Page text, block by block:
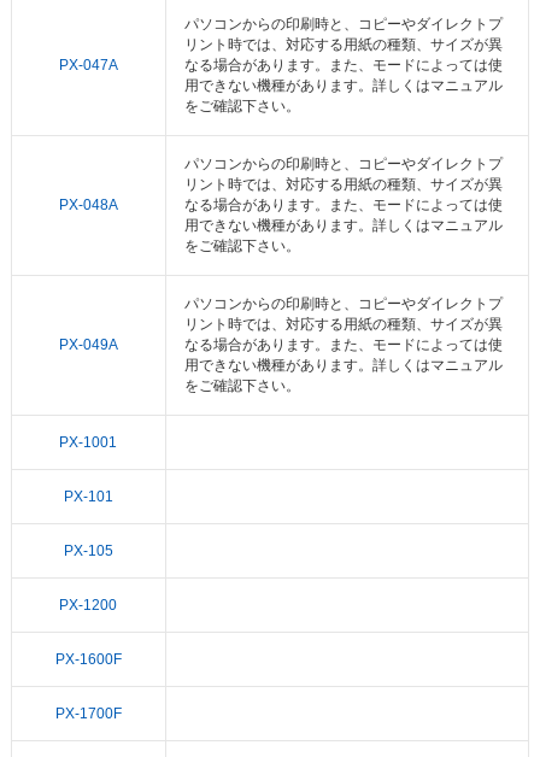
PX-047A
パソコンからの印刷時と、コピーやダイレクトプ
リント時では、対応する用紙の種類、サイズが異
なる場合があります。また、モードによっては使
用できない機種があります。詳しくはマニュアル
をご確認下さい。
PX-048A
パソコンからの印刷時と、コピーやダイレクトプ
リント時では、対応する用紙の種類、サイズが異
なる場合があります。また、モードによっては使
用できない機種があります。詳しくはマニュアル
をご確認下さい。
PX-049A
パソコンからの印刷時と、コピーやダイレクトプ
リント時では、対応する用紙の種類、サイズが異
なる場合があります。また、モードによっては使
用できない機種があります。詳しくはマニュアル
をご確認下さい。
PX-1001
PX-101
PX-105
PX-1200
PX-1600F
PX-1700F